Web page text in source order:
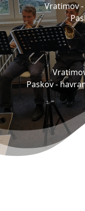
Vratimov -
Paskov -